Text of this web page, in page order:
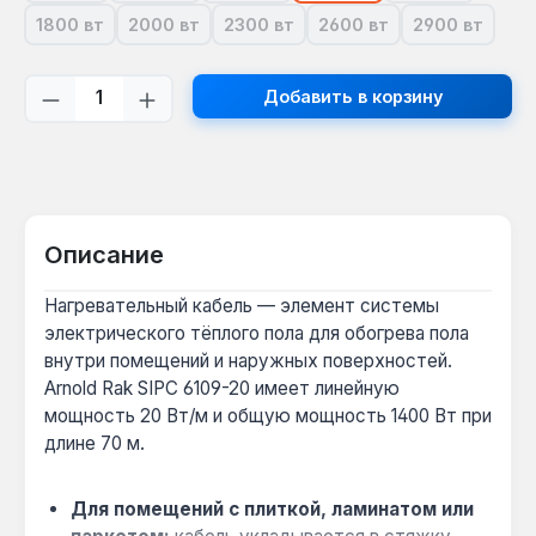
1800 вт(В настоящее время эта опция недоступна.)
2000 вт(В настоящее время эта опция недоступна.)
2300 вт(В настоящее время эта опция
2600 вт(В настоящее время
2900 вт
(В
Количество продукта: введите
Добавить в корзину
Описание
Нагревательный кабель — элемент системы
электрического тёплого пола для обогрева пола
внутри помещений и наружных поверхностей.
Arnold Rak SIPC 6109-20 имеет линейную
мощность 20 Вт/м и общую мощность 1400 Вт при
длине 70 м.
Для помещений с плиткой, ламинатом или